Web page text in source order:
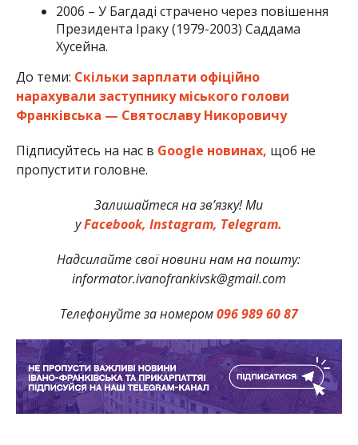
2006 – У Багдаді страчено через повішення
Президента Іраку (1979-2003) Саддама
Хусейна.
До теми: Скільки зарплати офіційно
нарахували заступнику міського голови
Франківська — Святославу Никоровичу
Підписуйтесь на нас в Google новинах, щоб не
пропустити головне.
Залишайтеся на зв’язку! Ми
уFacebook, Instagram, Telegram.
Надсилайте свої новини нам на пошту:
informator.ivanofrankivsk@gmail.com
Телефонуйте за номером096 989 60 87